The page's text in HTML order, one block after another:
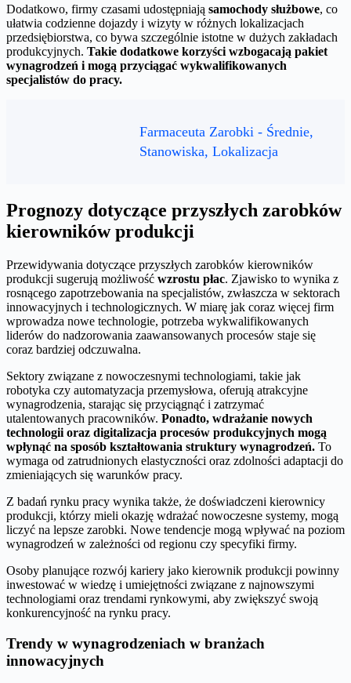
Dodatkowo, firmy czasami udostępniają samochody służbowe, co
ułatwia codzienne dojazdy i wizyty w różnych lokalizacjach
przedsiębiorstwa, co bywa szczególnie istotne w dużych zakładach
produkcyjnych. Takie dodatkowe korzyści wzbogacają pakiet
wynagrodzeń i mogą przyciągać wykwalifikowanych
specjalistów do pracy.
Farmaceuta Zarobki - Średnie,
Stanowiska, Lokalizacja
Prognozy dotyczące przyszłych zarobków
kierowników produkcji
Przewidywania dotyczące przyszłych zarobków kierowników
produkcji sugerują możliwość wzrostu płac. Zjawisko to wynika z
rosnącego zapotrzebowania na specjalistów, zwłaszcza w sektorach
innowacyjnych i technologicznych. W miarę jak coraz więcej firm
wprowadza nowe technologie, potrzeba wykwalifikowanych
liderów do nadzorowania zaawansowanych procesów staje się
coraz bardziej odczuwalna.
Sektory związane z nowoczesnymi technologiami, takie jak
robotyka czy automatyzacja przemysłowa, oferują atrakcyjne
wynagrodzenia, starając się przyciągnąć i zatrzymać
utalentowanych pracowników. Ponadto, wdrażanie nowych
technologii oraz digitalizacja procesów produkcyjnych mogą
wpłynąć na sposób kształtowania struktury wynagrodzeń. To
wymaga od zatrudnionych elastyczności oraz zdolności adaptacji do
zmieniających się warunków pracy.
Z badań rynku pracy wynika także, że doświadczeni kierownicy
produkcji, którzy mieli okazję wdrażać nowoczesne systemy, mogą
liczyć na lepsze zarobki. Nowe tendencje mogą wpływać na poziom
wynagrodzeń w zależności od regionu czy specyfiki firmy.
Osoby planujące rozwój kariery jako kierownik produkcji powinny
inwestować w wiedzę i umiejętności związane z najnowszymi
technologiami oraz trendami rynkowymi, aby zwiększyć swoją
konkurencyjność na rynku pracy.
Trendy w wynagrodzeniach w branżach
innowacyjnych